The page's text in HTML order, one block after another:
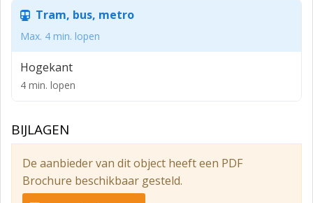
afstand gelegen en is tevens goed bereikbaar met het
bevindt zich een bushalte en in de nabije omgeving is
het NS-station van Almere Poort gelegen.
OPPERVLAK:
150 m², verdeeld over:
grond.
- Circa 75 m² kantoorruimte, gelegen op de verdieping.
Tram, bus, metro
Max. 4 min. lopen
Hogekant
4 min. lopen
BIJLAGEN
De aanbieder van dit object heeft een PDF
Brochure beschikbaar gesteld.